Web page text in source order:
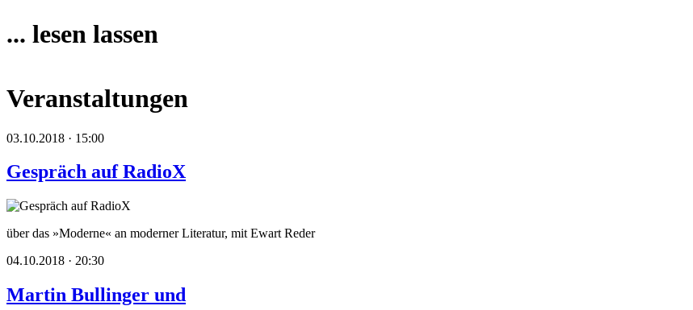
... lesen lassen
Veranstaltungen
03.10.2018 · 15:00
Gespräch auf RadioX
über das »Moderne« an moderner Literatur, mit Ewart Reder
04.10.2018 · 20:30
Martin Bullinger und